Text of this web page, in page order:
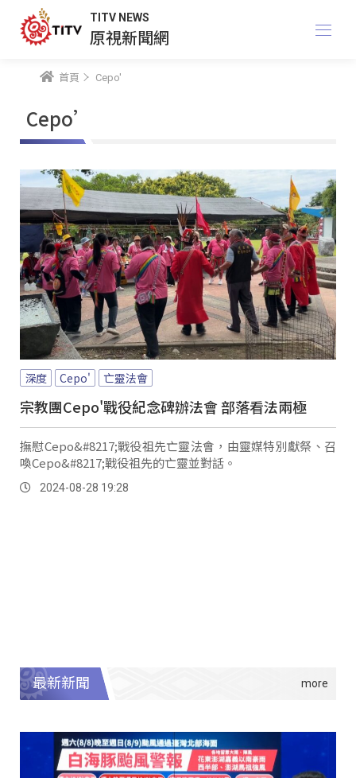
TITV NEWS
原視新聞網
首頁 Cepo'
Cepo’
深度 Cepo' 亡靈法會
宗教團Cepo'戰役紀念碑辦法會 部落看法兩極
撫慰Cepo&#8217;戰役祖先亡靈法會，由靈媒特別獻祭、召
喚Cepo&#8217;戰役祖先的亡靈並對話。
2024-08-28 19:28
最新新聞